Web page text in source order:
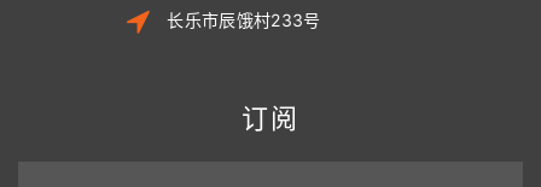
长乐市辰饿村233号
订阅